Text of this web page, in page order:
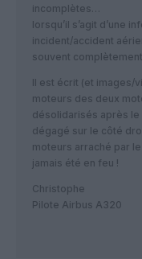
incomplètes…
lorsqu’il s’agit d’une
incident/accident
souvent
Il est écrit (et images/
moteurs des deux
désolidarisés après le
dégagé sur le côté
moteurs arraché par le
jamais été en feu !
Christophe
Pilote Airbus A320